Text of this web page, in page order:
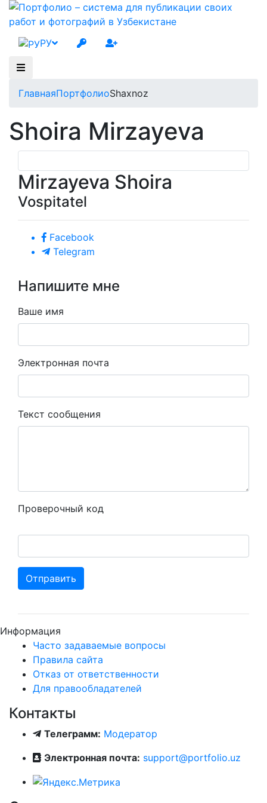
РУ
ГлавнаяПортфолиоShaxnoz
Shoira Mirzayeva
Mirzayeva Shoira
Vospitatel
Facebook
Telegram
Напишите мне
Ваше имя
Электронная почта
Текст сообщения
Проверочный код
Отправить
Информация
Часто задаваемые вопросы
Правила сайта
Отказ от ответственности
Для правообладателей
Контакты
Телеграмм: Модератор
Электронная почта: support@portfolio.uz